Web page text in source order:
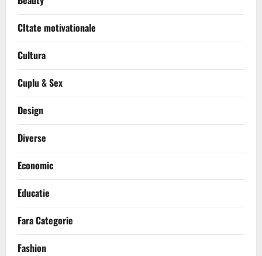
CItate motivationale
Cultura
Cuplu & Sex
Design
Diverse
Economic
Educatie
Fara Categorie
Fashion